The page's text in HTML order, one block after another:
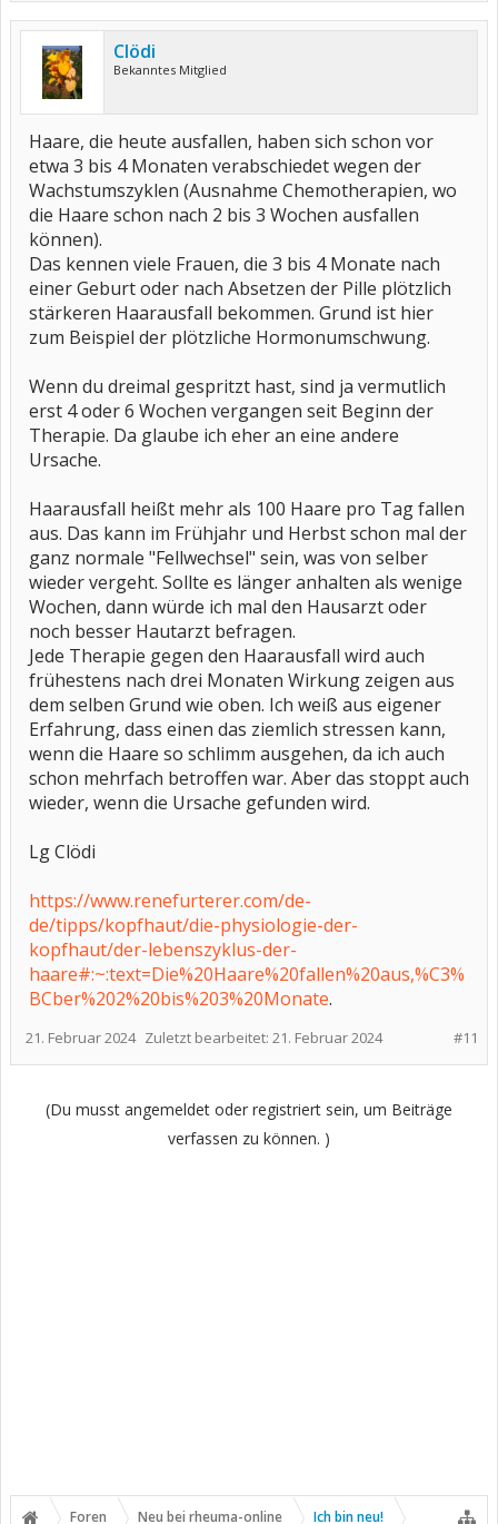
Clödi
Bekanntes Mitglied
Haare, die heute ausfallen, haben sich schon vor
etwa 3 bis 4 Monaten verabschiedet wegen der
Wachstumszyklen (Ausnahme Chemotherapien, wo
die Haare schon nach 2 bis 3 Wochen ausfallen
können).
Das kennen viele Frauen, die 3 bis 4 Monate nach
einer Geburt oder nach Absetzen der Pille plötzlich
stärkeren Haarausfall bekommen. Grund ist hier
zum Beispiel der plötzliche Hormonumschwung.
Wenn du dreimal gespritzt hast, sind ja vermutlich
erst 4 oder 6 Wochen vergangen seit Beginn der
Therapie. Da glaube ich eher an eine andere
Ursache.
Haarausfall heißt mehr als 100 Haare pro Tag fallen
aus. Das kann im Frühjahr und Herbst schon mal der
ganz normale "Fellwechsel" sein, was von selber
wieder vergeht. Sollte es länger anhalten als wenige
Wochen, dann würde ich mal den Hausarzt oder
noch besser Hautarzt befragen.
Jede Therapie gegen den Haarausfall wird auch
frühestens nach drei Monaten Wirkung zeigen aus
dem selben Grund wie oben. Ich weiß aus eigener
Erfahrung, dass einen das ziemlich stressen kann,
wenn die Haare so schlimm ausgehen, da ich auch
schon mehrfach betroffen war. Aber das stoppt auch
wieder, wenn die Ursache gefunden wird.
Lg Clödi
https://www.renefurterer.com/de-
de/tipps/kopfhaut/die-physiologie-der-
kopfhaut/der-lebenszyklus-der-
haare#:~:text=Die%20Haare%20fallen%20aus,%C3%
BCber%202%20bis%203%20Monate.
#11
21. Februar 2024 Zuletzt bearbeitet: 21. Februar 2024
(Du musst angemeldet oder registriert sein, um Beiträge
verfassen zu können. )
Foren Neu bei rheuma-online Ich bin neu!